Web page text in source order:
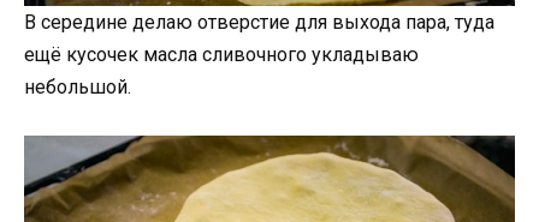
В середине делаю отверстие для выхода пара, туда
ещё кусочек масла сливочного укладываю
небольшой.